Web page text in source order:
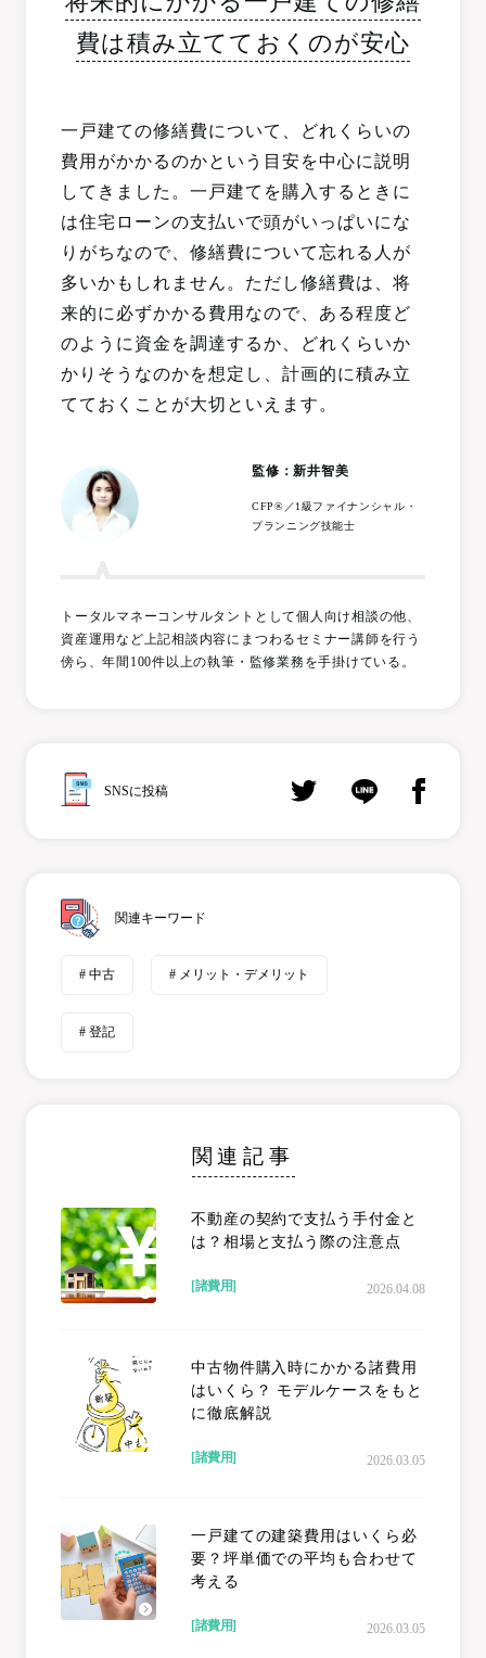
費は積み立てておくのが安心
一戸建ての修繕費について、どれくらいの
費用がかかるのかという目安を中心に説明
してきました。一戸建てを購入するときに
は住宅ローンの支払いで頭がいっぱいにな
りがちなので、修繕費について忘れる人が
多いかもしれません。ただし修繕費は、将
来的に必ずかかる費用なので、ある程度ど
のように資金を調達するか、どれくらいか
かりそうなのかを想定し、計画的に積み立
てておくことが大切といえます。
監修：新井智美
CFP®／1級ファイナンシャル・
プランニング技能士
トータルマネーコンサルタントとして個人向け相談の他、
資産運用など上記相談内容にまつわるセミナー講師を行う
傍ら、年間100件以上の執筆・監修業務を手掛けている。
SNSに投稿
関連キーワード
# 中古 # メリット・デメリット
# 登記
関連記事
不動産の契約で支払う手付金と
は？相場と支払う際の注意点
[諸費用] 2026.04.08
中古物件購入時にかかる諸費用
はいくら？ モデルケースをもと
に徹底解説
[諸費用] 2026.03.05
一戸建ての建築費用はいくら必
要？坪単価での平均も合わせて
考える
[諸費用] 2026.03.05